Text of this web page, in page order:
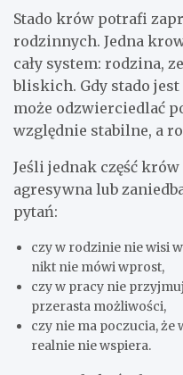
Stado krów potrafi
rodzinnych. Jedna
cały system: rodzina,
bliskich. Gdy stado jest
może odzwierciedlać
względnie stabilne, a
Jeśli jednak część
agresywna lub
pytań:
czy w rodzinie nie wisi
nikt nie mówi wprost,
czy w pracy nie
przerasta możliwości,
czy nie ma poczucia, że
realnie nie wspiera.